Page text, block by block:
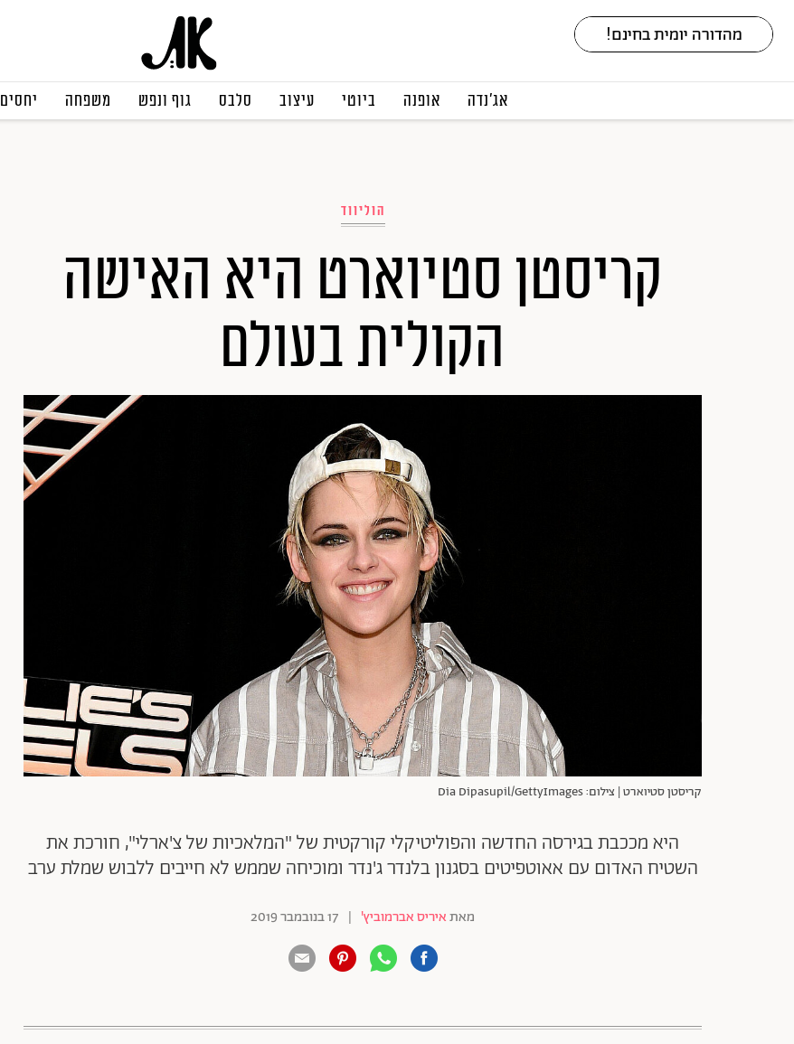
אג׳נדה אופנה ביוטי עיצוב סלבס גוף ונפש משפחה יחסים
הוליווד
קריסטן סטיוארט היא האישה
הקולית בעולם
קריסטן סטיוארט | צילום: Dia Dipasupil/GettyImages
היא מככבת בגירסה החדשה והפוליטיקלי קורקטית של "המלאכיות של צ'ארלי", חורכת את
השטיח האדום עם אאוטפיטים בסגנון בלנדר ג'נדר ומוכיחה שממש לא חייבים ללבוש שמלת ערב
מאתאיריס אברמוביץ' | 17 בנובמבר 2019